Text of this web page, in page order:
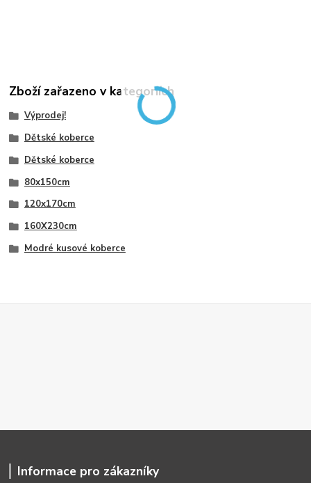
Zboží zařazeno v kategoriích
Výprodej!
Dětské koberce
Dětské koberce
80x150cm
120x170cm
160X230cm
Modré kusové koberce
Informace pro zákazníky